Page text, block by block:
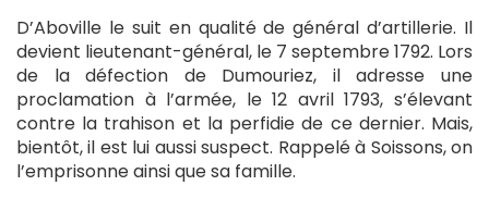
D’Aboville le suit en qualité de général d’artillerie. Il
devient lieutenant-général, le 7 septembre 1792. Lors
de la défection de Dumouriez, il adresse une
proclamation à l’armée, le 12 avril 1793, s’élevant
contre la trahison et la perfidie de ce dernier. Mais,
bientôt, il est lui aussi suspect. Rappelé à Soissons, on
l’emprisonne ainsi que sa famille.